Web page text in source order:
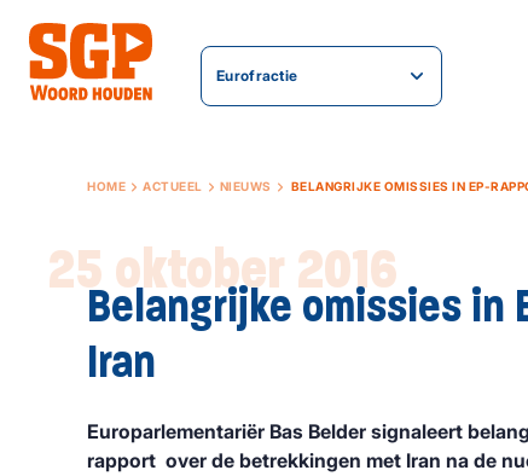
Eurofractie
HOME ACTUEEL NIEUWS BELANGRIJKE OMISSIES IN EP-
25 oktober 2016
Belangrijke omissies in
Iran
Europarlementariër Bas Belder signaleert
rapport over de betrekkingen met Iran na de